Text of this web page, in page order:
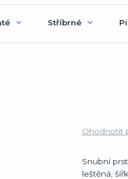
Stříbrné
Ohodnotit
Snubní
leštěná,